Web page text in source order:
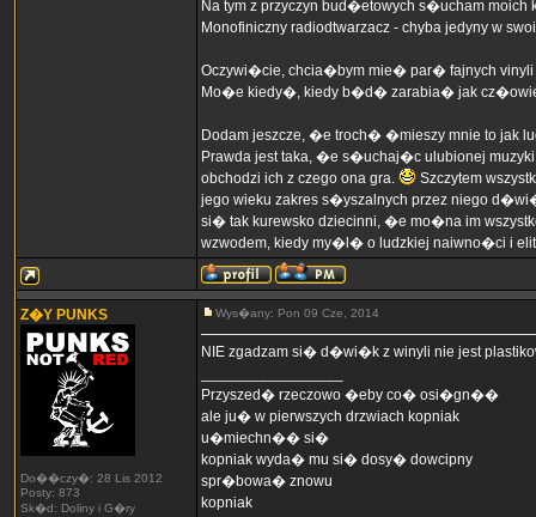
Na tym z przyczyn bud�etowych s�ucham moich
Monofiniczny radiodtwarzacz - chyba jedyny w
Oczywi�cie, chcia�bym mie� par� fajnych vinyli
Mo�e kiedy�, kiedy b�d� zarabia� jak
Dodam jeszcze, �e troch� �mieszy mnie to jak
Prawda jest taka, �e s�uchaj�c ulubionej
obchodzi ich z czego ona gra.
Szczytem
jego wieku zakres s�yszalnych przez niego
si� tak kurewsko dziecinni, �e mo�na im
wzwodem, kiedy my�l� o ludzkiej naiwno�ci i
Z�Y PUNKS
Do��czy�: 28 Lis 2012
Posty: 873
Sk�d: Doliny i G�ry
Wys�any: Pon 09 Cze, 2014
NIE zgadzam si� d�wi�k z winyli nie jest
Przyszed� rzeczowo �eby co� osi�gn��
ale ju� w pierwszych drzwiach kopniak
u�miechn�� si�
kopniak wyda� mu si� dosy� dowcipny
spr�bowa� znowu
kopniak